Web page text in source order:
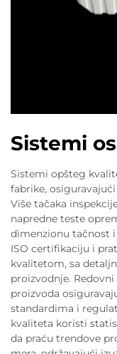
Sistemi
Sistemi opšteg
fabrike,
Više tačaka
napredne teste
dimenzionu tačnost
ISO certifikaciju i
kvalitetom, sa
proizvodnje.
proizvoda
standardima i
kvaliteta koristi
da praću trendove